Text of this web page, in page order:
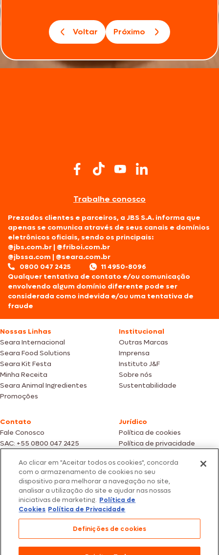
Voltar Próximo
Trabalhe conosco
Prezados clientes e parceiros, a JBS S.A. informa que
apenas se comunica através de seus canais e domínios
eletrônicos oficiais, sendo os principais:
@jbs.com.br |@friboi.com.br
@jbssa.com |@seara.com.br
0800 047 2425
11 4950-8096
Qualquer tentativa de contato e/ou comunicação
envolvendo algum domínio diferente pode ser
considerada como indevida e/ou uma tentativa de
fraude
Nossas Linhas
Seara Internacional
Seara Food Solutions
Seara Kit Festa
Minha Receita
Seara Animal Ingredientes
Promoções
Institucional
Outras Marcas
Imprensa
Instituto J&F
Sobre nós
Sustentabilidade
Contato
Fale Conosco
SAC: +55 0800 047 2425
Jurídico
Política de cookies
Política de privacidade
Fotos meramente ilustrativas | Ofertas válidas enquanto durarem os
estoques dos nossos parceiros | Vendas sujeitas a análise e confirmação
de dados.
Os preços, promoções e condições de pagamento são válidos
exclusivamente para compras efetuadas em nossos parceiros.
Todos os produtos estão sujeitos a disponibilidade de estoque.
São Paulo/SP – CEP 05.118-100
© 2026 Seara. Todos os direitos reservados
Ao clicar em "Aceitar todos os cookies", concorda
com o armazenamento de cookies no seu
dispositivo para melhorar a navegação no site,
analisar a utilização do site e ajudar nas nossas
iniciativas de marketing. Política de
Cookies Política de Privacidade
Definições de cookies